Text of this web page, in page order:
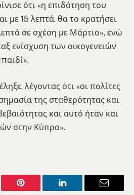
ότι «η επιδότηση του
με 15 λεπτά, θα το κρατήσει
σε σχέση με Μάρτιο», ενώ
ενίσχυση των οικογενειών
λέγοντας ότι «οι πολίτες
της σταθερότητας και
και αυτό ήταν και
στην Κύπρο».
Pinterest LinkedIn Email